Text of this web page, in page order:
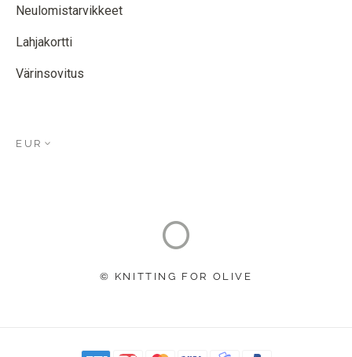
Neulomistarvikkeet
Lahjakortti
Värinsovitus
EUR
© KNITTING FOR OLIVE